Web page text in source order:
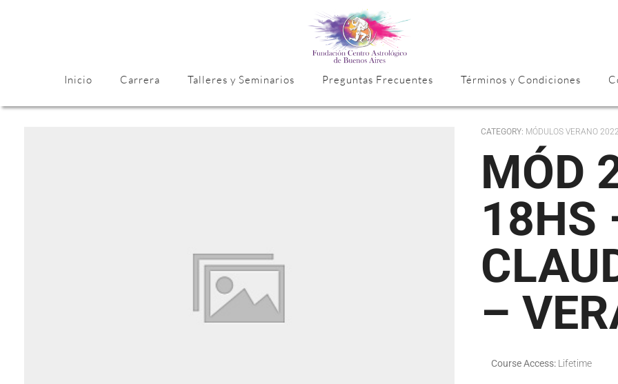
Inicio Carrera Talleres y Seminarios Preguntas Frecuentes Términos y Condiciones
CATEGORY: MÓDULOS VERANO 2022
MÓD 2 – MARTES
18HS
–
Course Access: Lifetime